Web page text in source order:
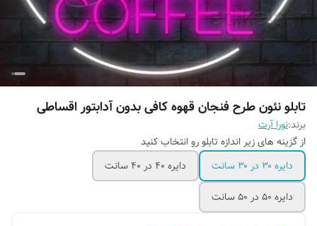
تابلو نئون طرح فنجان قهوه کافی بدون آدابتور اقساطی
برند:نورا آرت
از گزینه های زیر اندازه تابلو رو انتخاب کنید
دایره ۳۰ در ۳۰ سانت
دایره ۴۰ در ۴۰ سانت
دایره ۵۰ در ۵۰ سانت